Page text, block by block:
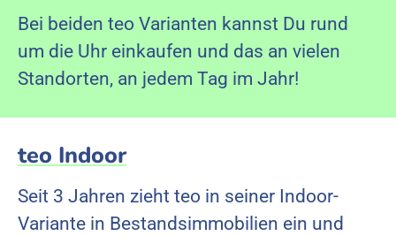
Bei beiden teo Varianten kannst Du rund
um die Uhr einkaufen und das an vielen
Standorten, an jedem Tag im Jahr!
teo Indoor
Seit 3 Jahren zieht teo in seiner Indoor-
Variante in Bestandsimmobilien ein und